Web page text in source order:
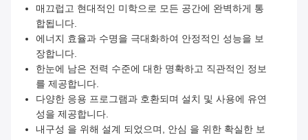
매끄럽고 현대적인 미학으로 모든 공간에 완벽하게 통
합됩니다.
에너지 효율과 수명을 극대화하여 안정적인 성능을 보
장합니다.
한눈에 남은 전력 수준에 대한 명확하고 직관적인 정보
를 제공합니다.
다양한 응용 프로그램과 호환되며 설치 및 사용에 유연
성을 제공합니다.
내구성 을 위해 설계 되었으며, 안심 을 위한 확실한 보